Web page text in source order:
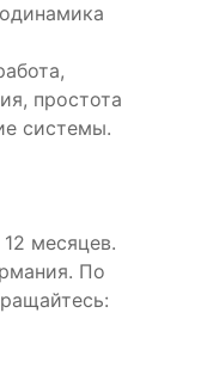
простота
системы.
месяцев.
По